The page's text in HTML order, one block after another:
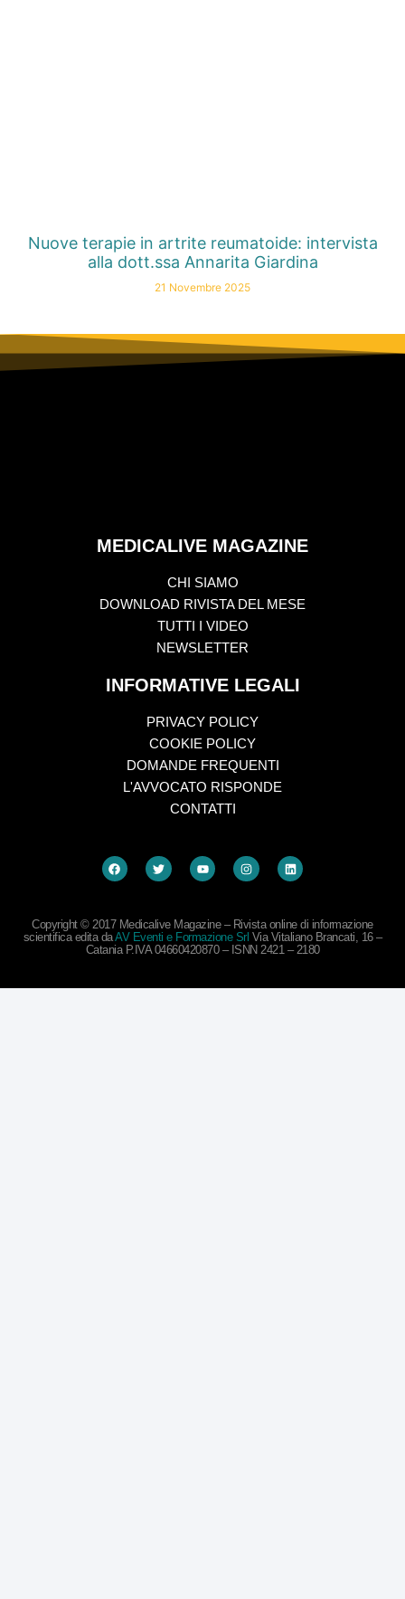
Nuove terapie in artrite reumatoide: intervista
alla dott.ssa Annarita Giardina
21 Novembre 2025
MEDICALIVE MAGAZINE
CHI SIAMO
DOWNLOAD RIVISTA DEL MESE
TUTTI I VIDEO
NEWSLETTER
INFORMATIVE LEGALI
PRIVACY POLICY
COOKIE POLICY
DOMANDE FREQUENTI
L'AVVOCATO RISPONDE
CONTATTI
Copyright © 2017 Medicalive Magazine – Rivista online di informazione
scientifica edita daAV Eventi e Formazione Srl Via Vitaliano Brancati, 16 –
Catania P.IVA 04660420870 – ISNN 2421 – 2180